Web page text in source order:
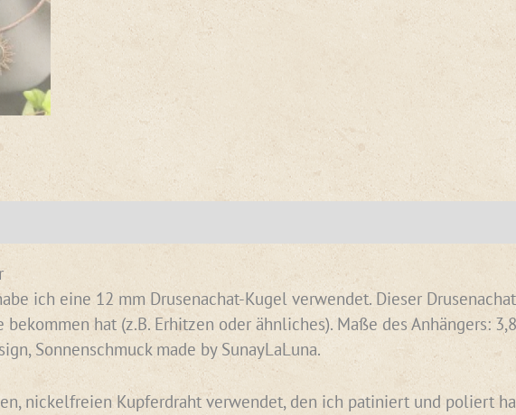
ich eine 12 mm Drusenachat-Kugel verwendet. Dieser
hat (z.B. Erhitzen oder ähnliches). Maße des Anhängers:
Sonnenschmuck made by SunayLaLuna.
nickelfreien Kupferdraht verwendet, den ich patiniert und poliert